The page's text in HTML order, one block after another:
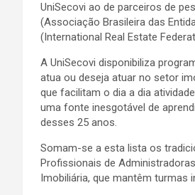
UniSecovi ao de parceiros de
(Associação Brasileira das
(International Real Estate
A UniSecovi disponibiliza
atua ou deseja atuar no setor
que facilitam o dia a dia
uma fonte inesgotável de
desses 25 anos.
Somam-se a esta lista os
Profissionais de
Imobiliária, que mantêm turmas